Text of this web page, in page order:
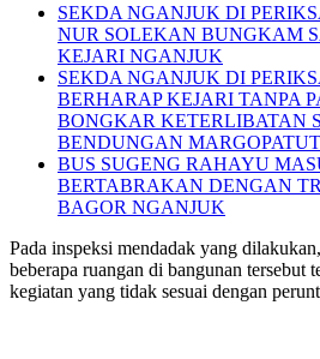
SEKDA NGANJUK DI
NUR SOLEKAN BUNGKAM
KEJARI NGANJUK
SEKDA NGANJUK DI
BERHARAP KEJARI TANPA
BONGKAR KETERLIBATAN
BENDUNGAN
BUS SUGENG RAHAYU
BERTABRAKAN DENGAN
BAGOR NGANJUK
Pada inspeksi mendadak yang
beberapa ruangan di bangunan tersebut
kegiatan yang tidak sesuai dengan